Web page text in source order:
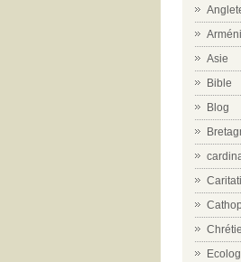
Asie
Bible
Blog